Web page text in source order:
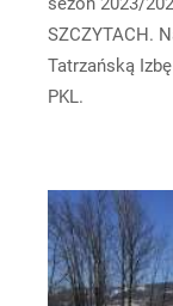
SZCZYTACH.
Tatrzańską
PKL.